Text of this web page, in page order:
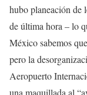
hubo planeación de
de última hora – lo
México sabemos
pero la
Aeropuerto
una maquillada al